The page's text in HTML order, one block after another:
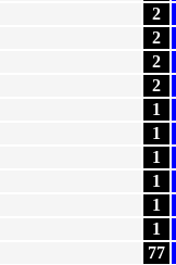
2
2
2
2
1
1
1
1
1
1
77